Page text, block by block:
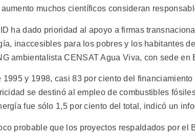
muchos científicos consideran
ha dado prioridad al apoyo a firmas
inaccesibles para los pobres y los habitantes
ambientalista CENSAT Agua Viva, con sede en
1995 y 1998, casi 83 por ciento del
se destinó al empleo de combustibles
fue sólo 1,5 por ciento del total, indicó un
probable que los proyectos respaldados por